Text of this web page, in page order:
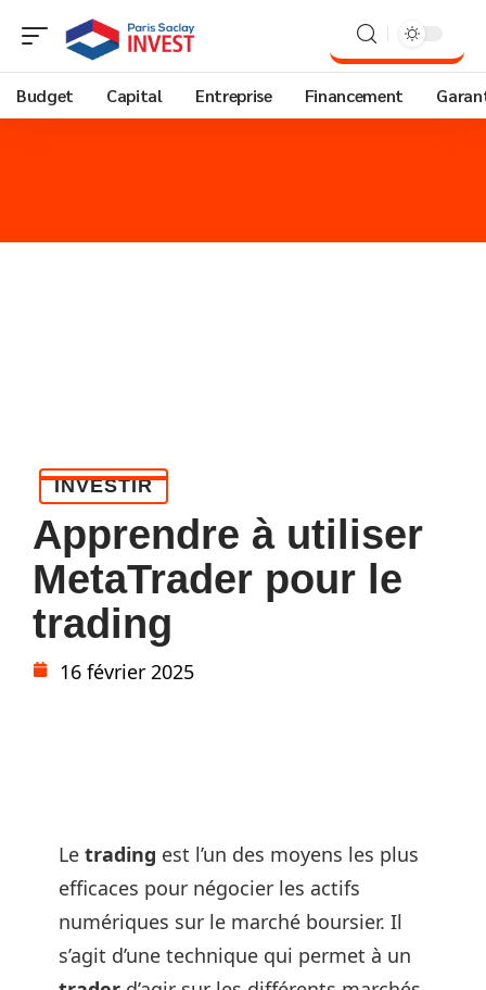
Budget Capital Entreprise Financement
INVESTIR
Apprendre à utiliser
MetaTrader pour le
trading
16 février 2025
Le trading est l’un des moyens les plus
efficaces pour négocier les actifs
numériques sur le marché boursier. Il
s’agit d’une technique qui permet à un